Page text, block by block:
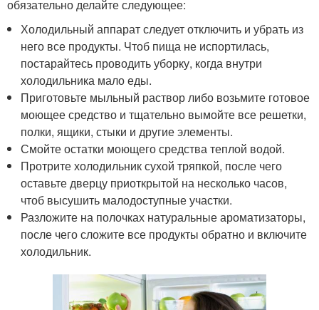
обязательно делайте следующее:
Холодильный аппарат следует отключить и убрать из
него все продукты. Чтоб пища не испортилась,
постарайтесь проводить уборку, когда внутри
холодильника мало еды.
Приготовьте мыльный раствор либо возьмите готовое
моющее средство и тщательно вымойте все решетки,
полки, ящики, стыки и другие элементы.
Смойте остатки моющего средства теплой водой.
Протрите холодильник сухой тряпкой, после чего
оставьте дверцу приоткрытой на несколько часов,
чтоб высушить малодоступные участки.
Разложите на полочках натуральные ароматизаторы,
после чего сложите все продукты обратно и включите
холодильник.